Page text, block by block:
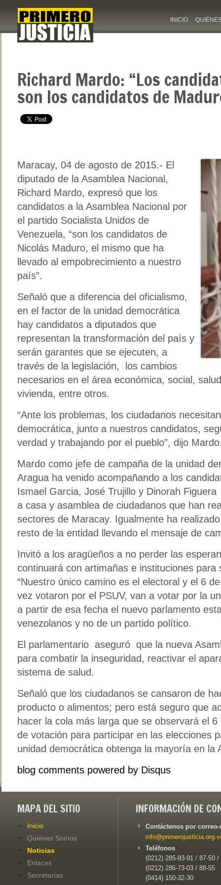
INICIO
Richard Mardo: “Los
son los candidatos de
Maracay, 04 de agosto de 2015.- El
diputado de la Asamblea Nacional,
Richard Mardo, expresó que los
candidatos a la Asamblea Nacional por
el partido Socialista Unidos de
Venezuela, “son los candidatos de
Nicolás Maduro, el mismo que ha
llevado al empobrecimiento a nuestro
país”.
Señaló que a diferencia del oficialismo,
en el factor de la unidad democrática
hay candidatos a diputados que
representan la transformación del país y
serán garantes que se ejecuten, a
través de la legislación, los cambios
necesarios en el área económica, social,
vivienda, entre otros.
“Ante los problemas, los ciudadanos
democrática, junto a nuestros candidatos,
verdad y trabajando por el pueblo”, dijo
Mardo como jefe de campaña de la unidad
Aragua ha venido acompañando a los
Ismael Garcia, José Trujillo y Dinorah
a casa y asamblea de ciudadanos que han
sectores de Maracay. Igualmente ha
resto de la entidad llevando el mensaje de
Invitó a los aragüeños a no perder las
continuará con artimañas e instituciones para
“Nuestro único camino es el electoral y el 6
vez votaron por el PSUV, van a votar por la
a partir de esa fecha el nuevo parlamento
venezolanos y no de un partido político.
El parlamentario aseguró que la nueva
para combatir la inseguridad, reactivar el
sistema de salud.
Señaló que los ciudadanos se cansaron de
producto o alimentos; pero está seguro que
hacer la cola más larga que se observará el
de votación para participar en las elecciones
unidad democrática obtenga la mayoría en la
blog comments powered by Disqus
MAPA DEL SITIO
Inicio
Quiénes Somos
Noticias
Enlaces
Secretarías
INFORMACIÓN DE
Contáctenos por
Teléfonos
(0212) 285-83-91 / 87-50 /
(0212) 286-73-03 / 88-55
(0414) 150-32-30